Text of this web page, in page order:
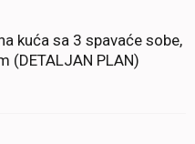
kuća sa 3 spavaće sobe,
(DETALJAN PLAN)